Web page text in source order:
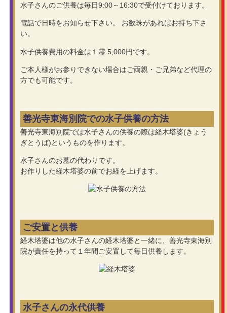
水子さんのご供養は毎日9:00～16:30で受付けております。
電話で日時をお知らせ下さい。 お数珠があればお持ち下さ
い。
水子供養費用の料金は１霊 5,000円です。
ご本人様がお参りできない場合はご両親・ご兄弟など代理の
方でも可能です。
善光寺東海別院での水子供養の方法
善光寺東海別院では水子さんの供養の際は経木塔婆(きょう
ぎとうば)というものを作ります。
水子さんのお墓の代わりです。
お作りした経木塔婆の前でお経を上げます。
ご安置と供養
経木塔婆は他の水子さんの経木塔婆と一緒に、善光寺東海別
院が責任を持って１年間ご安置して毎日供養します。
水子さんの永代供養